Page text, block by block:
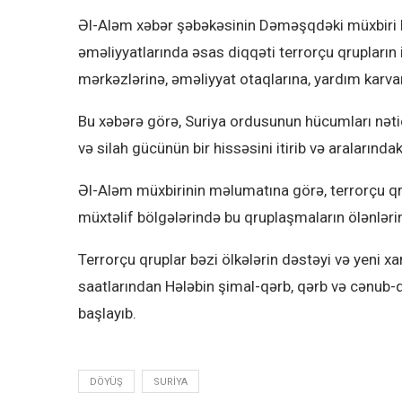
Əl-Aləm xəbər şəbəkəsinin Dəməşqdəki
əməliyyatlarında əsas diqqəti terrorçu
mərkəzlərinə, əməliyyat otaqlarına, yardım
Bu xəbərə görə, Suriya ordusunun hücumları
və silah gücünün bir hissəsini itirib və
Əl-Aləm müxbirinin məlumatına görə, terrorçu
müxtəlif bölgələrində bu qruplaşmaların
Terrorçu qruplar bəzi ölkələrin dəstəyi və yeni
saatlarından Hələbin şimal-qərb, qərb və
başlayıb.
DÖYÜŞ SURIYA